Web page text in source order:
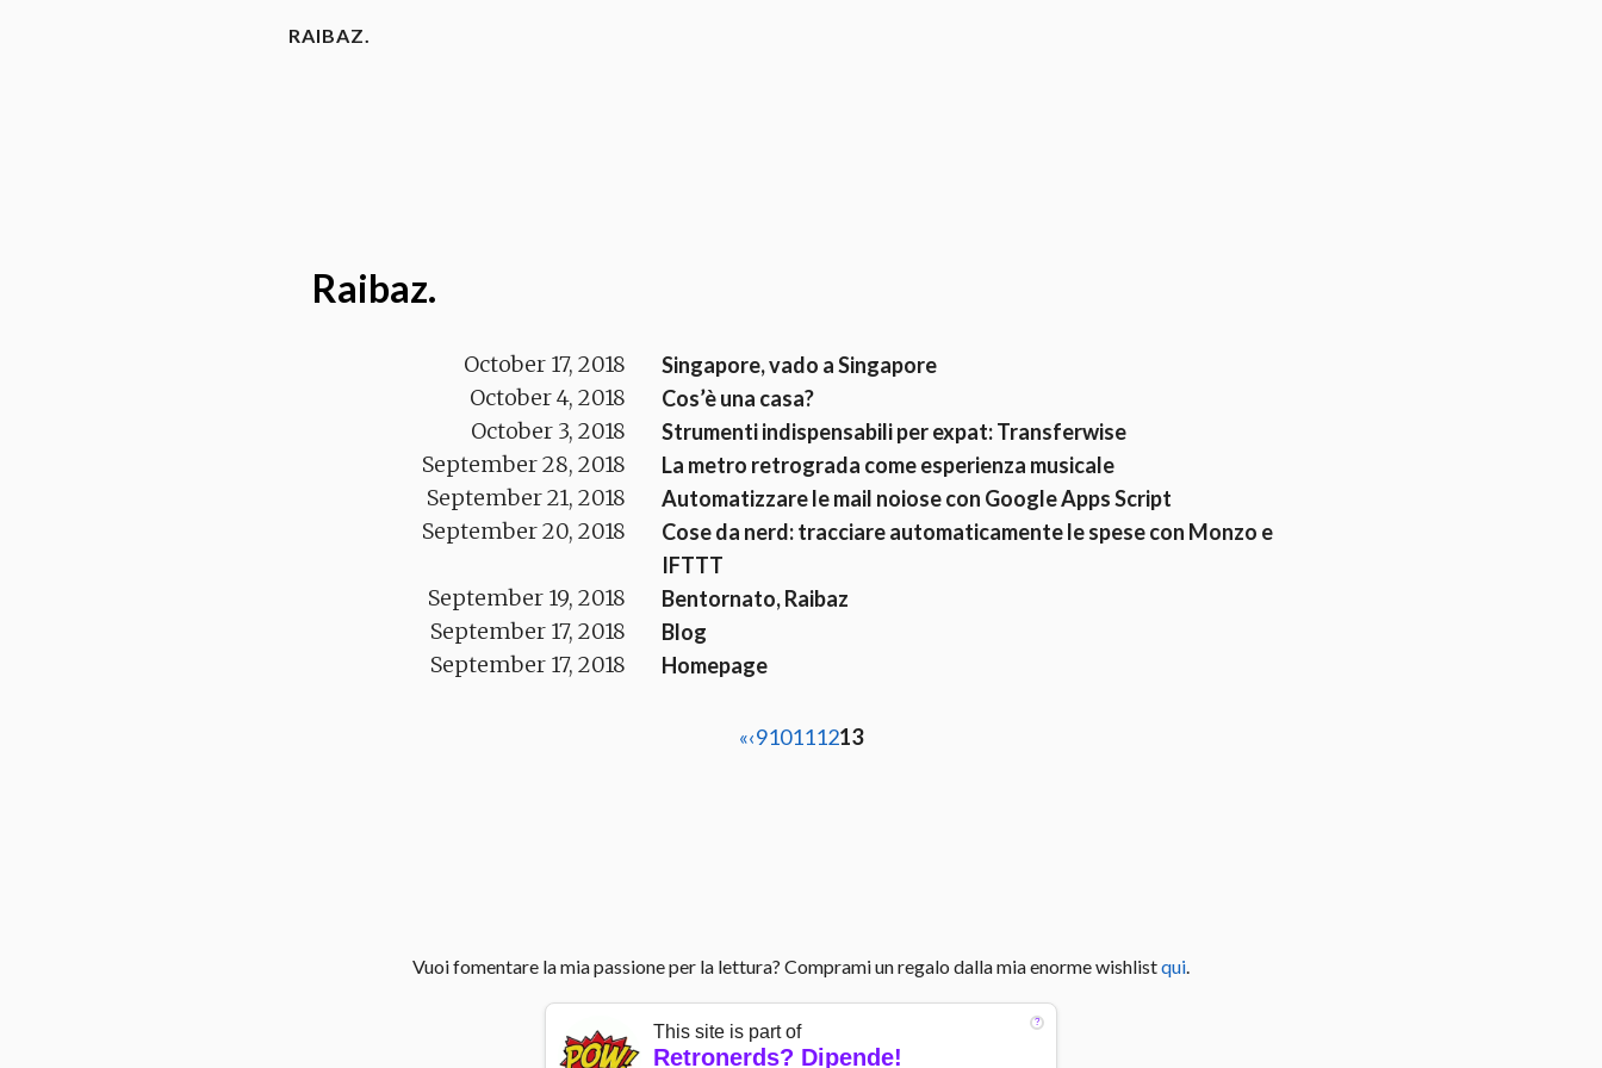
RAIBAZ.
Raibaz.
October 17, 2018 Singapore, vado a Singapore
October 4, 2018 Cos’è una casa?
October 3, 2018 Strumenti indispensabili per expat: Transferwise
September 28, 2018 La metro retrograda come esperienza musicale
September 21, 2018 Automatizzare le mail noiose con Google Apps Script
September 20, 2018
Cose da nerd: tracciare automaticamente le spese con Monzo e
IFTTT
September 19, 2018 Bentornato, Raibaz
September 17, 2018 Blog
September 17, 2018 Homepage
«‹910111213
Vuoi fomentare la mia passione per la lettura? Comprami un regalo dalla mia enorme wishlistqui.